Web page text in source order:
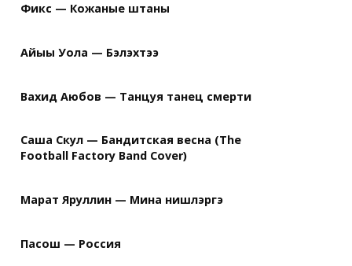
Фикс — Кожаные штаны
Айыы Уола — Бэлэхтээ
Вахид Аюбов — Танцуя танец смерти
Саша Скул — Бандитская весна (The
Football Factory Band Cover)
Марат Яруллин — Мина нишлэргэ
Пасош — Россия